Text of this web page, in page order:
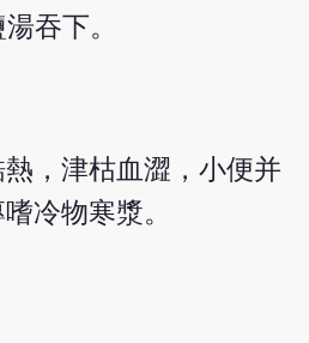
吞下。
，津枯血澀，小便并
冷物寒漿。